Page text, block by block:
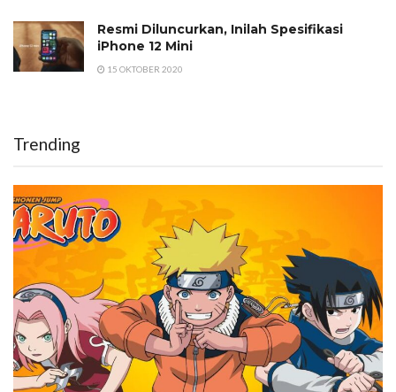
Resmi Diluncurkan, Inilah Spesifikasi
iPhone 12 Mini
15 OKTOBER 2020
Trending